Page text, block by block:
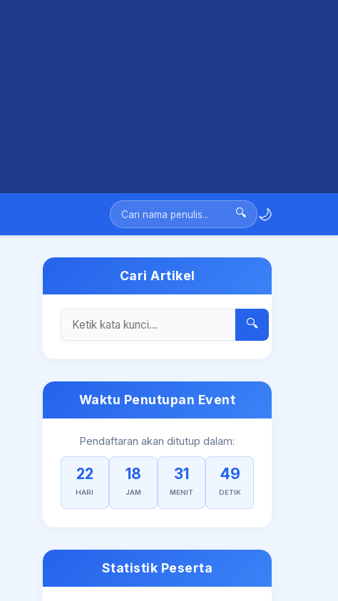
🔍 🌙
Cari Artikel
🔍
Waktu Penutupan Event
Pendaftaran akan ditutup dalam:
22
HARI
18
JAM
31
MENIT
48
DETIK
Statistik Peserta